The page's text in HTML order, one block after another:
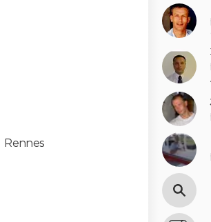
Rennes